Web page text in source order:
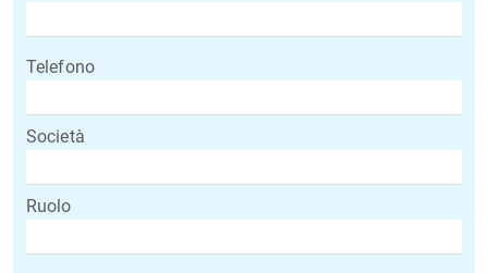
Telefono
Società
Ruolo